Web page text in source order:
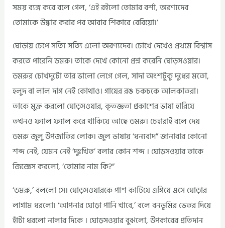
সময় ব্যঙ্গ করে বলে গেল, ‘এই রইলো তোমার বর্শা, অরণ্যদেব
তোমাকে উদ্ধার করার পর আবার শিকারে বেরিয়ো।’
ঘোড়ায় চেপে সত্যি সত্যি এলো অরণ্যদেব। চোখে দেখেও প্রথমে বিশ্বাস
করতে পারেনি ডমরু। তাকে দেখে কোনো প্রশ্ন করেনি ঘোড়সওয়ার।
ডমরুর চোখদুটো তার ভালো লেগে গেল, সাদা অংশটুকু দুধের মতো,
হলুদ বা লাল দাগ নেই কোথাও। গায়ের রঙ চকচকে আলকাতরা।
তাকে মুক্ত করলো ঘোড়সওয়ার, কৃতজ্ঞতা প্রকাশের ভাষা হারিয়ে
তখনও ফ্যাল ফ্যাল করে থাকিয়ে আছে ডমরু। চেহারাই বলে দেয়
ডমরু জুলু উপজাতির লোক। জুল ভাষায় ‘ধন্যবাদ” জানাবার কোনো
শব্দ নেই, যেমন নেই ‘দুঃখিত’ বলার কোন শব্দ । ঘোড়সওয়ার তাকে
জিজ্ঞেস করলো, ‘তোমার নাম কি?”
‘ডমরু,’ বললো সে। ঘোড়সওয়ারকে পাশ কাটিয়ে এগিয়ে এসে ঘোড়ার
লাগাম ধরলো। ‘আপনার ঘোড়া পানি খাবে,’ বলে বনভূমির ভেতর দিয়ে
হাঁটা ধরলো নালার দিকে । ঘোড়সওয়ার বুঝলো, উপকারের প্রতিদান